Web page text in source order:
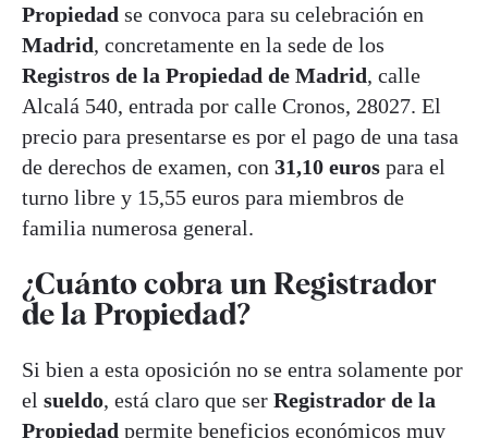
Propiedad se convoca para su celebración en
Madrid, concretamente en la sede de los
Registros de la Propiedad de Madrid, calle
Alcalá 540, entrada por calle Cronos, 28027. El
precio para presentarse es por el pago de una tasa
de derechos de examen, con 31,10 euros para el
turno libre y 15,55 euros para miembros de
familia numerosa general.
¿Cuánto cobra un Registrador
de la Propiedad?
Si bien a esta oposición no se entra solamente por
el sueldo, está claro que ser Registrador de la
Propiedad permite beneficios económicos muy